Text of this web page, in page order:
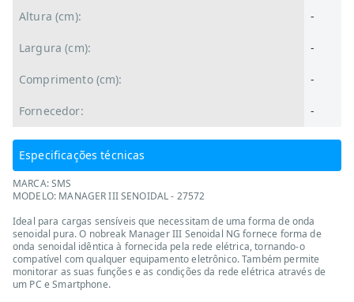
Altura (cm): -
Largura (cm): -
Comprimento (cm): -
Fornecedor: -
Especificações técnicas
MARCA: SMS
MODELO: MANAGER III SENOIDAL - 27572
Ideal para cargas sensíveis que necessitam de uma forma de onda
senoidal pura. O nobreak Manager III Senoidal NG fornece forma de
onda senoidal idêntica à fornecida pela rede elétrica, tornando-o
compatível com qualquer equipamento eletrônico. Também permite
monitorar as suas funções e as condições da rede elétrica através de
um PC e Smartphone.